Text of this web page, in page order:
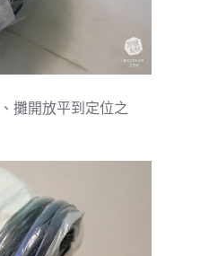
攤開放平到定位之